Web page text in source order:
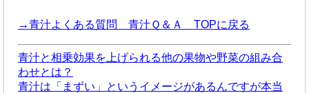
→青汁よくある質問 青汁Ｑ＆Ａ TOPに戻る
青汁と相乗効果を上げられる他の果物や野菜の組み合
わせとは？
青汁は「まずい」というイメージがあるんですが本当